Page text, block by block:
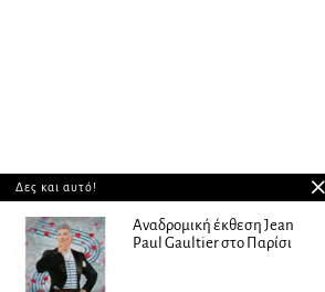
Δες και αυτό!
Αναδρομική έκθεση Jean
Paul Gaultier στο Παρίσι